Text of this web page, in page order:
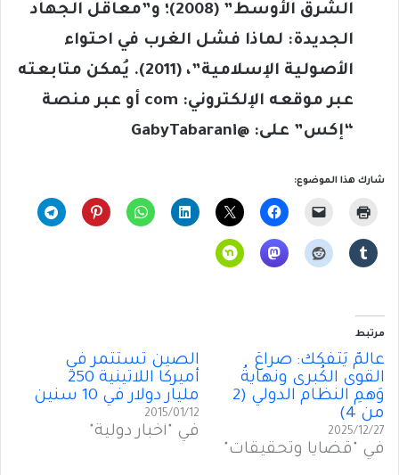
الشرق الأوسط” (2008)؛ و”معاقل الجهاد
الجديدة: لماذا فشل الغرب في احتواء
الأصولية الإسلامية”، (2011). يُمكن متابعته
عبر موقعه الإلكتروني: com أو عبر منصة
“إكس” على: @GabyTabarani
شارك هذا الموضوع:
مرتبط
عالمٌ يَتَفَكَّك: صراعُ
القوى الكُبرى ونهايةُ
وَهمِ النظام الدولي (2
من 4)
2025/12/27
في "قضايا وتحقيقات"
الصين تستثمر في
أميركا اللاتينية 250
مليار دولار في 10 سنين
2015/01/12
في "أخبار دولية"